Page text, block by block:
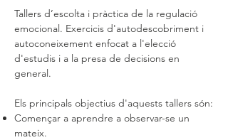
Tallers d’escolta i pràctica de la regulació
emocional. Exercicis d'autodescobriment i
autoconeixement enfocat a l'elecció
d'estudis i a la presa de decisions en
general.
Els principals objectius d'aquests tallers són:
Començar a aprendre a observar-se un
mateix.